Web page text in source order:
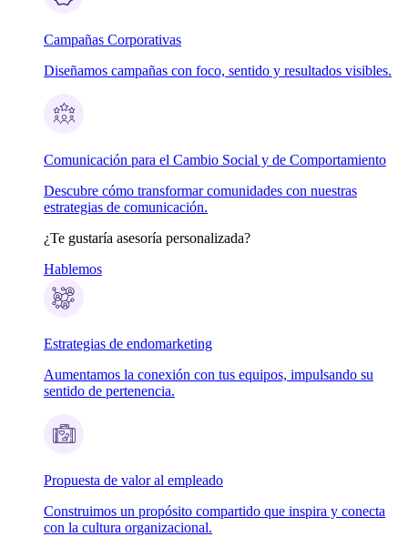
Campañas Corporativas
Diseñamos campañas con foco, sentido y resultados visibles.
Comunicación para el Cambio Social y de Comportamiento
Descubre cómo transformar comunidades con nuestras
estrategias de comunicación.
¿Te gustaría asesoría personalizada?
Hablemos
Estrategias de endomarketing
Aumentamos la conexión con tus equipos, impulsando su
sentido de pertenencia.
Propuesta de valor al empleado
Construimos un propósito compartido que inspira y conecta
con la cultura organizacional.